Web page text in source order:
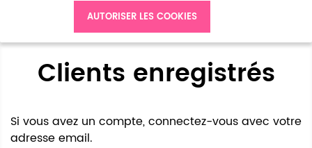
AUTORISER LES COOKIES
Accès client
Clients enregistrés
Si vous avez un compte, connectez-vous avec votre
adresse email.